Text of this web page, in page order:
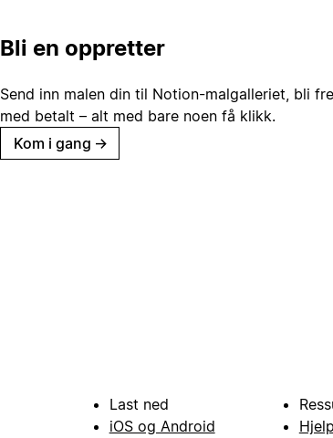
Bli en oppretter
Send inn malen din til Notion-malgalleriet, bli
med betalt – alt med bare noen få klikk.
Kom i gang →
Last ned
iOS og Android